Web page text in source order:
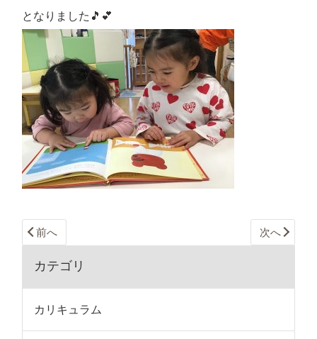
となりました🎵💕
前へ 次へ
カテゴリ
カリキュラム